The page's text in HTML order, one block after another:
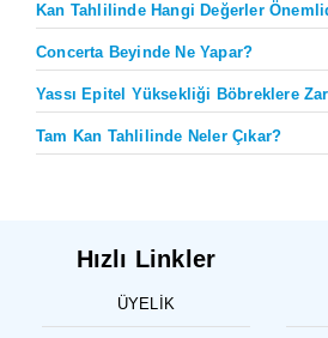
Kan Tahlilinde Hangi Değerler
Concerta Beyinde Ne Yapar?
Yassı Epitel Yüksekliği Böbreklere
Tam Kan Tahlilinde Neler Çıkar?
Hızlı Linkler
ÜYELIK